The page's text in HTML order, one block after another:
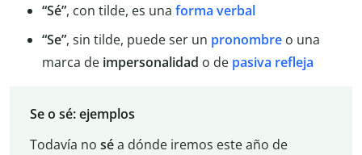
“Sé”, con tilde, es una forma verbal
“Se”, sin tilde, puede ser un pronombre o una
marca de impersonalidad o de pasiva refleja
Se o sé: ejemplos
Todavía no séa dónde iremos este año de